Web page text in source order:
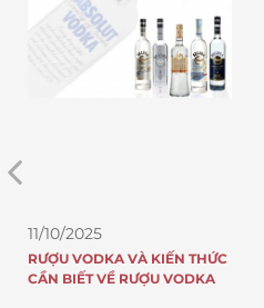
11/10/2025
RƯỢU VODKA VÀ KIẾN THỨC
CẦN BIẾT VỀ RƯỢU VODKA